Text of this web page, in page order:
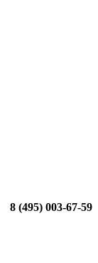
8 (495) 003-67-59